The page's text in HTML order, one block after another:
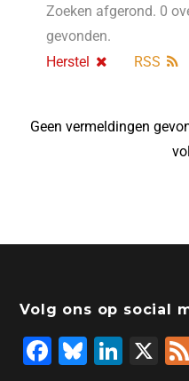
Zoeken afgerond. 0
gevonden.
Herstel
RSS
Geen vermeldingen
Volg ons op social
F
Bl
Li
X